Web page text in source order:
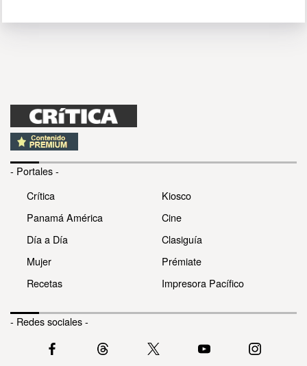
- Portales -
Crítica
Panamá América
Día a Día
Mujer
Recetas
Kiosco
Cine
Clasiguía
Prémiate
Impresora Pacífico
- Redes sociales -